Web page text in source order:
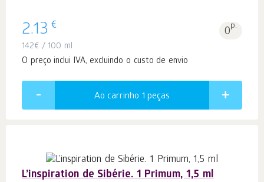
2.13 € 0p.
142€ / 100 ml
O preço inclui IVA, excluindo o custo de envio
Ao carrinho 1 peças
L’inspiration de Sibérie. 1 Primum, 1,5 ml